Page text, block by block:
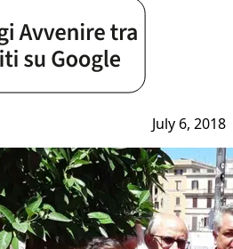
July 6, 2018